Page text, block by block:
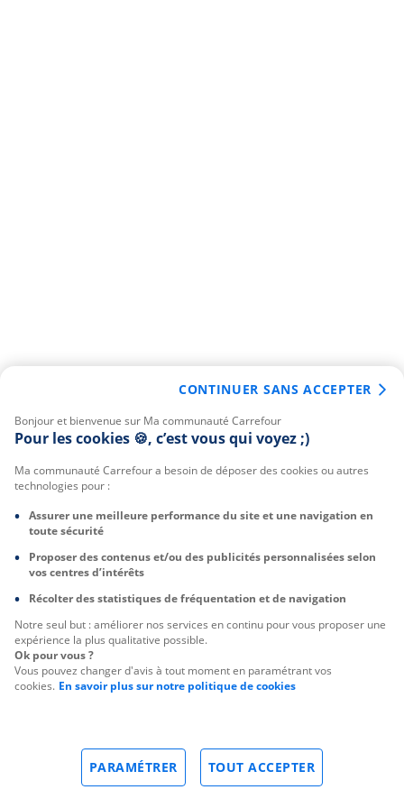
Bonjour et bienvenue sur Ma communauté Carrefour
Pour les cookies 🍪, c’est vous qui voyez ;)
Ma communauté Carrefour a besoin de déposer des cookies ou autres
technologies pour :
Assurer une meilleure performance du site et une navigation en
toute sécurité
Proposer des contenus et/ou des publicités personnalisées selon
vos centres d’intérêts
Récolter des statistiques de fréquentation et de navigation
Notre seul but : améliorer nos services en continu pour vous proposer une
expérience la plus qualitative possible.
Ok pour vous ?
Vous pouvez changer d'avis à tout moment en paramétrant vos
cookies. En savoir plus sur notre politique de cookies
TOUT ACCEPTER
PARAMÉTRER
CONTINUER SANS ACCEPTER